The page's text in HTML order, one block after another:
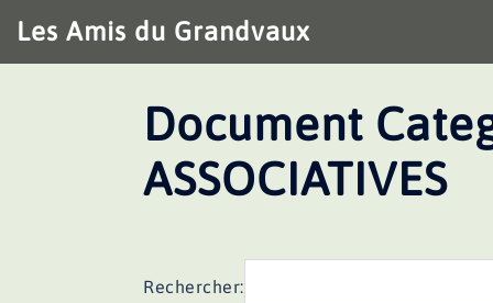
au
contenu
Les Amis du Grandvaux
Document
ASSOCIATIVES
Rechercher: